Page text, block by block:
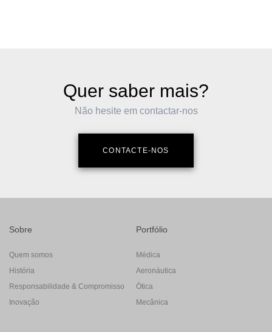
Quer saber mais?
Não hesite em contactar-nos
CONTACTE-NOS
Sobre
Quem somos
História
Responsabilidade & Compromisso
Inovação
Portfólio
Médica
Aeronáutica
Ótica
Mecânica